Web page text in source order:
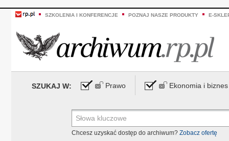
SZKOLENIA I KONFERENCJE POZNAJ NASZE PRODUKTY E-
SZUKAJ W: Prawo Ekonomia i biznes
Chcesz uzyskać dostęp do archiwum? Zobacz ofertę